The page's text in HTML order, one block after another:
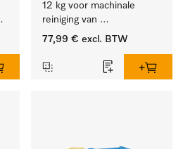
12 kg voor machinale
reiniging van
laboratoriumglaswerk en -
77,99 € excl. BTW